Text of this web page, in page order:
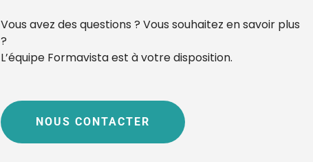
Vous avez des questions ? Vous souhaitez en savoir plus
?
L’équipe Formavista est à votre disposition.
NOUS CONTACTER